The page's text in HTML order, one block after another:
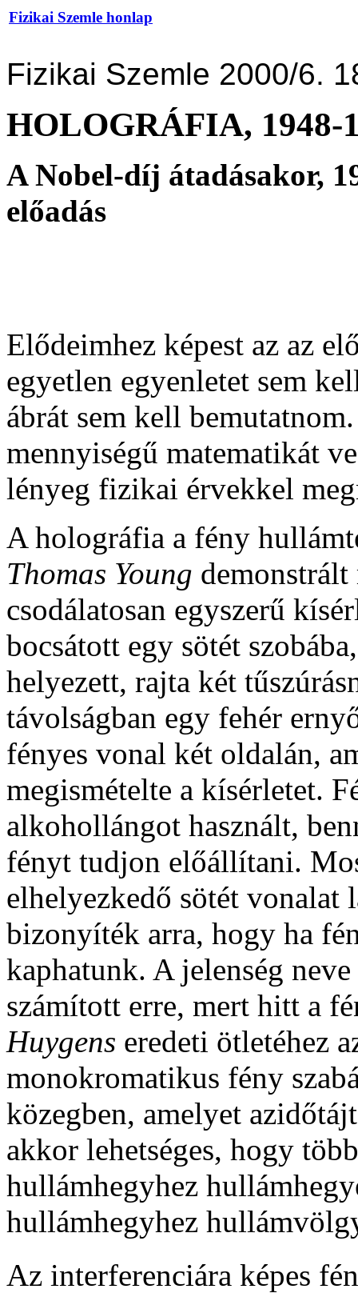
Fizikai Szemle honlap
Fizikai Szemle 2000/6.
HOLOGRÁFIA, 1948-
A Nobel-díj átadásakor,
előadás
Elődeimhez képest az az
egyetlen egyenletet sem
ábrát sem kell
mennyiségű matematikát
lényeg fizikai érvekkel
A holográfia a fény
Thomas Young
csodálatosan egyszerű
bocsátott egy sötét
helyezett, rajta két
távolságban egy fehér
fényes vonal két oldalán,
megismételte a kísérletet.
alkohollángot használt,
fényt tudjon előállítani.
elhelyezkedő sötét
bizonyíték arra, hogy ha
kaphatunk. A jelenség
számított erre, mert hitt a
Huygens eredeti ötletéhez
monokromatikus fény
közegben, amelyet
akkor lehetséges, hogy
hullámhegyhez
hullámhegyhez
Az interferenciára képes